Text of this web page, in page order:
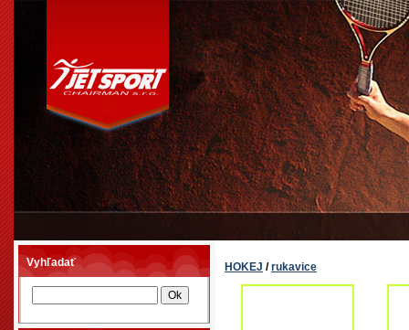
Vyhľadať HOKEJ /rukavice